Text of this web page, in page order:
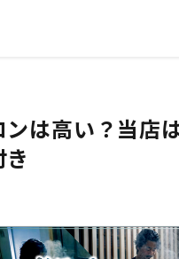
は高い？当店